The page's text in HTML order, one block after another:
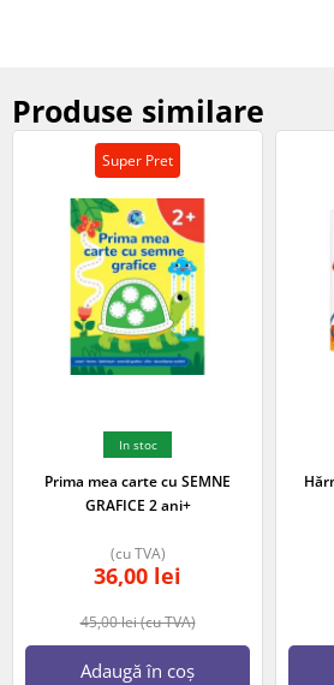
Produse similare
Super Pret
In stoc
Prima mea carte cu SEMNE
GRAFICE 2 ani+
45,00lei(cu TVA)
36,00 lei
(cu TVA)
Adaugă în coș